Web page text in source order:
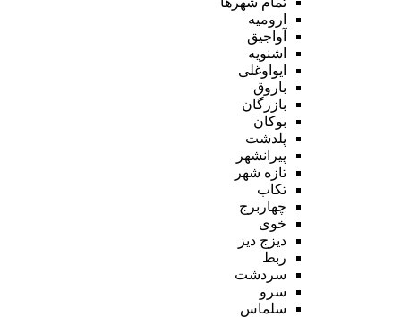
ارومیه
آواجیق
اشنویه
ایواوغلی
باروق
بازرگان
بوکان
پلدشت
پیرانشهر
تازه شهر
تکاب
چهاربرج
خوی
دیزج دیز
ربط
سردشت
سرو
سلماس